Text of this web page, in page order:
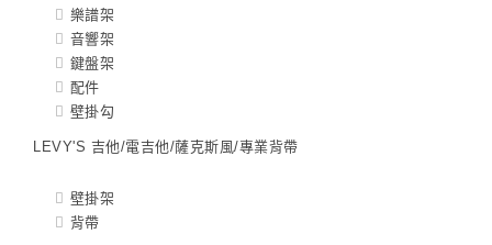
樂譜架
音響架
鍵盤架
配件
壁掛勾
LEVY'S 吉他/電吉他/薩克斯風/專業背帶
壁掛架
背帶